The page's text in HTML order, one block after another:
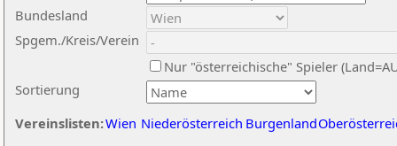
Sortierung
Bundesland
Spgem./Kreis/Verein
Nur "österreichische" Spieler
Vereinslisten:Wien Niederösterreich Burgenland